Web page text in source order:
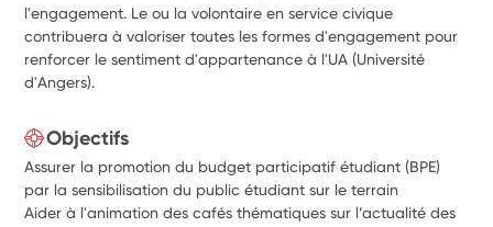
l'engagement. Le ou la volontaire en service civique
contribuera à valoriser toutes les formes d'engagement pour
renforcer le sentiment d'appartenance à l'UA (Université
d'Angers).
Objectifs
Assurer la promotion du budget participatif étudiant (BPE)
par la sensibilisation du public étudiant sur le terrain
Aider à l'animation des cafés thématiques sur l’actualité des